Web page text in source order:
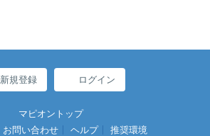
新規登録 ログイン
マピオントップ
お問い合わせ ヘルプ
推奨環境